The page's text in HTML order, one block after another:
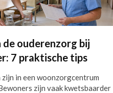
de ouderenzorg bij
7 praktische tips
zijn in een woonzorgcentrum
zijn vaak kwetsbaarder